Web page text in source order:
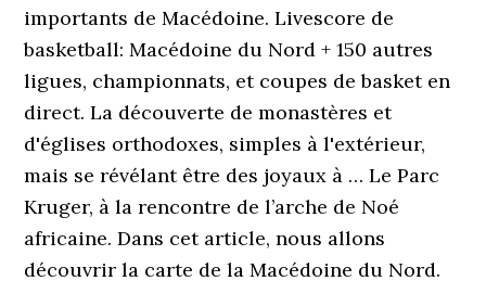
importants de Macédoine. Livescore de
basketball: Macédoine du Nord + 150 autres
ligues, championnats, et coupes de basket en
direct. La découverte de monastères et
d'églises orthodoxes, simples à l'extérieur,
mais se révélant être des joyaux à … Le Parc
Kruger, à la rencontre de l’arche de Noé
africaine. Dans cet article, nous allons
découvrir la carte de la Macédoine du Nord.